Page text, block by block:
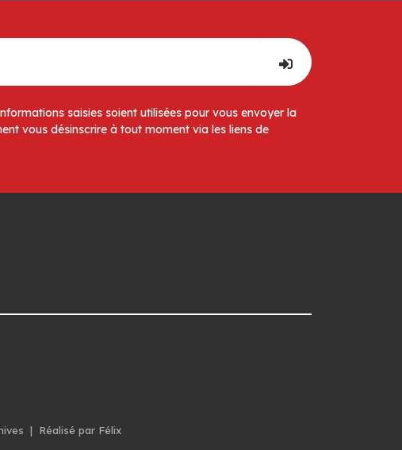
saisies soient utilisées pour vous envoyer la
vous désinscrire à tout moment via les liens de
| Réalisé par Félix